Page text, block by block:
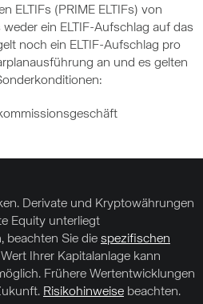
ELTIFs (PRIME ELTIFs) von
ein ELTIF-Aufschlag auf das
noch ein ELTIF-Aufschlag pro
an und es gelten
Derivate und Kryptowährungen
Equity unterliegt
beachten Sie die spezifischen
Wert Ihrer Kapitalanlage kann
Frühere Wertentwicklungen
Risikohinweise beachten.